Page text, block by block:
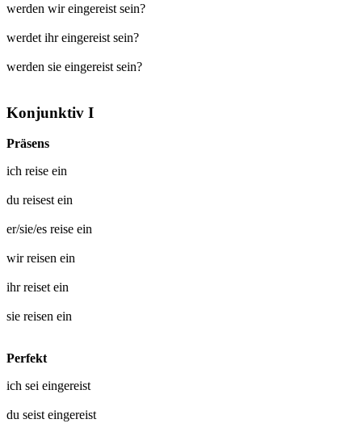
werden wir eingereist sein?
werdet ihr eingereist sein?
werden sie eingereist sein?
Konjunktiv I
Präsens
ich reise ein
du reisest ein
er/sie/es reise ein
wirreisen ein
ihrreiset ein
sie reisen ein
Perfekt
ich sei eingereist
du seist eingereist